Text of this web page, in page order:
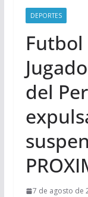
DEPORTES
Futbol
del
7 de agosto de